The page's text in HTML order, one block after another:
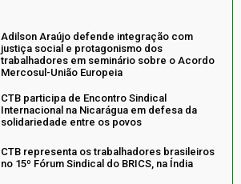
Adilson Araújo defende integração com
justiça social e protagonismo dos
trabalhadores em seminário sobre o Acordo
Mercosul-União Europeia
CTB participa de Encontro Sindical
Internacional na Nicarágua em defesa da
solidariedade entre os povos
CTB representa os trabalhadores brasileiros
no 15º Fórum Sindical do BRICS, na Índia